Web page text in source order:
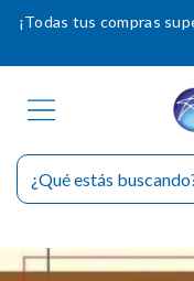
¡Todas tus compras